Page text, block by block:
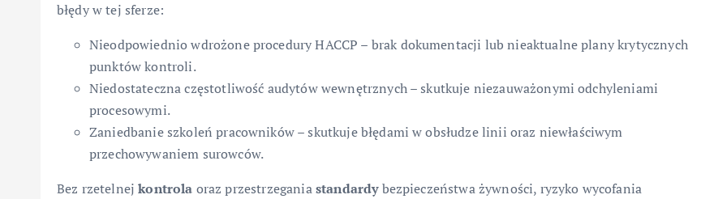
błędy w tej sferze:
Nieodpowiednio wdrożone procedury HACCP – brak dokumentacji lub nieaktualne plany krytycznych
punktów kontroli.
Niedostateczna częstotliwość audytów wewnętrznych – skutkuje niezauważonymi odchyleniami
procesowymi.
Zaniedbanie szkoleń pracowników – skutkuje błędami w obsłudze linii oraz niewłaściwym
przechowywaniem surowców.
Bez rzetelnejkontrola oraz przestrzeganiastandardybezpieczeństwa żywności, ryzyko wycofania